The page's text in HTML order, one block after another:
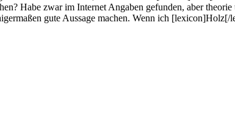
Habe zwar im Internet Angaben gefunden, aber theorie
gute Aussage machen. Wenn ich